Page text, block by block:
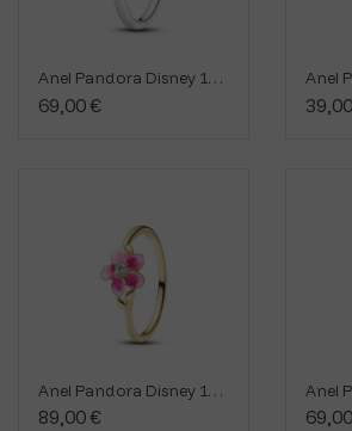
Anel Pandora Disney 194641C01
69,00 €
Anel
Anel Pandora Disney 163844C01
89,00 €